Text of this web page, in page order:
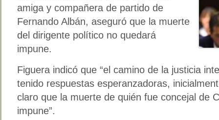
amiga y compañera de partido de
Fernando Albán, aseguró que la muerte
del dirigente político no quedará
impune.
Figuera indicó que “el camino de la justicia
tenido respuestas esperanzadoras,
claro que la muerte de quién fue concejal de
impune”.